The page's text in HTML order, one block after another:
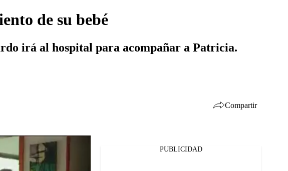
de su bebé
irá al hospital para acompañar a Patricia.
Compartir
PUBLICIDAD